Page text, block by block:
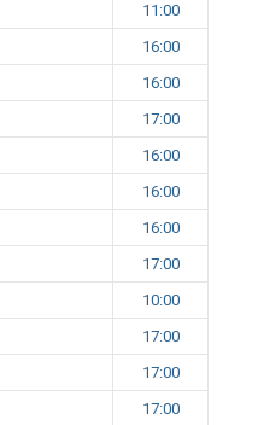
11:00
16:00
16:00
17:00
16:00
16:00
16:00
17:00
10:00
17:00
17:00
17:00